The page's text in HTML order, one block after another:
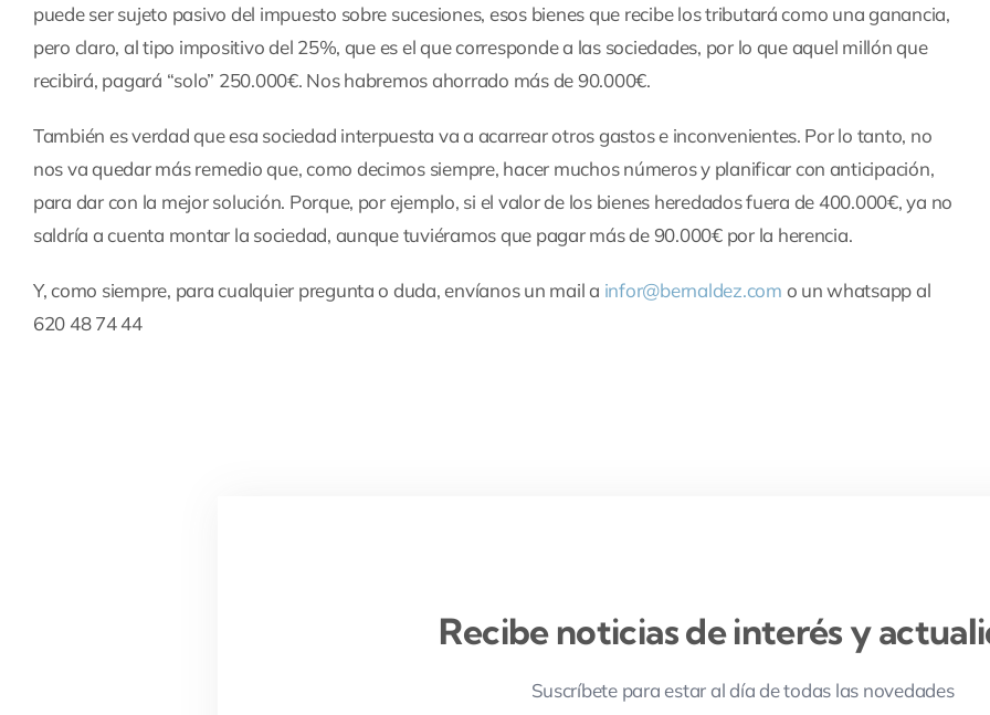
puede ser sujeto pasivo del impuesto sobre sucesiones, esos bienes que recibe los tributará como una ganancia,
pero claro, al tipo impositivo del 25%, que es el que corresponde a las sociedades, por lo que aquel millón que
recibirá, pagará “solo” 250.000€. Nos habremos ahorrado más de 90.000€.
También es verdad que esa sociedad interpuesta va a acarrear otros gastos e inconvenientes. Por lo tanto, no
nos va quedar más remedio que, como decimos siempre, hacer muchos números y planificar con anticipación,
para dar con la mejor solución. Porque, por ejemplo, si el valor de los bienes heredados fuera de 400.000€, ya no
saldría a cuenta montar la sociedad, aunque tuviéramos que pagar más de 90.000€ por la herencia.
Y, como siempre, para cualquier pregunta o duda, envíanos un mail a infor@bernaldez.com o un whatsapp al
620 48 74 44
Recibe noticias de interés y
Suscríbete para estar al día de todas las novedades